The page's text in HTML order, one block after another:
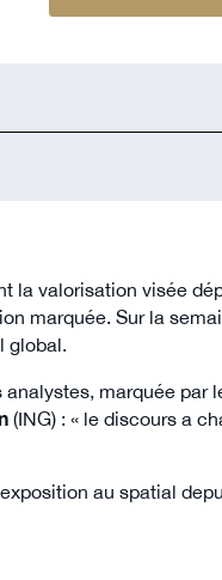
la valorisation visée
marquée. Sur la
global.
marquée par
(ING) : « le discours a
au spatial